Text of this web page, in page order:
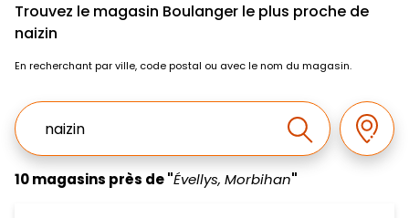
Trouvez le magasin Boulanger le plus proche de
naizin
En recherchant par ville, code postal ou avec le nom du magasin.
Ville, Region, Code postal ou Ville & Pays
Effectuer la
10 magasins près de "Évellys, Morbihan"